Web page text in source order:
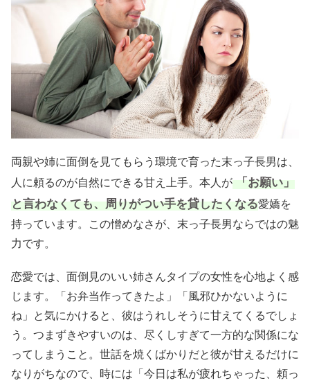
両親や姉に面倒を見てもらう環境で育った末っ子長男は、
人に頼るのが自然にできる甘え上手。本人が 「お願い」
と言わなくても、周りがつい手を貸したくなる愛嬌を
持っています。この憎めなさが、末っ子長男ならではの魅
力です。
恋愛では、面倒見のいい姉さんタイプの女性を心地よく感
じます。「お弁当作ってきたよ」「風邪ひかないように
ね」と気にかけると、彼はうれしそうに甘えてくるでしょ
う。つまずきやすいのは、尽くしすぎて一方的な関係にな
ってしまうこと。世話を焼くばかりだと彼が甘えるだけに
なりがちなので、時には「今日は私が疲れちゃった、頼っ